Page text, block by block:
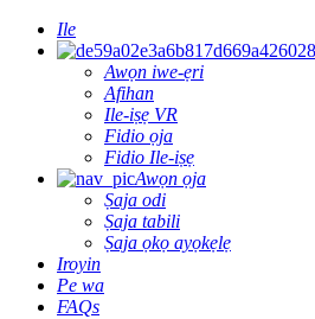
Ile
Awọn iwe-ẹri
Afihan
Ile-iṣẹ VR
Fidio ọja
Fidio Ile-iṣẹ
Awọn ọja
Ṣaja odi
Ṣaja tabili
Ṣaja ọkọ ayọkẹlẹ
Iroyin
Pe wa
FAQs